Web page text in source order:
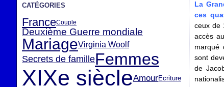
CATÉGORIES
FranceCouple
Deuxième Guerre mondiale
MariageVirginia Woolf
Secrets de familleFemmes
XIXe siècleAmourEcriture
La
ces
ceux de
accès
marqué
sont
de